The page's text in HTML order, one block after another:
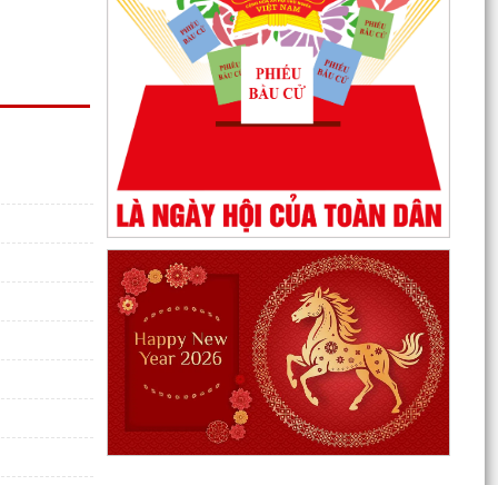
XÃ HÙNG THẮNG TỔ CHỨC LỄ CHÀO CỜ ĐẦU
THÁNG 8/2026
Hải Phòng giảm thời gian giải quyết từ 50% trở
lên hơn 1.900 thủ tục hành chính
XÃ HÙNG THẮNG CÔNG BỐ CÁC QUYẾT ĐỊNH
VỀ CÔNG TÁC CÁN BỘ TẠI TRƯỜNG TRUNG
HỌC CƠ SỞ VINH QUANG
Hội nghị toàn quốc quán triệt và triển khai thực
hiện Nghị quyết Hội nghị lần thứ ba Ban Chấp
hành...
Đảng ủy xã Hùng Thắng tổ chức lớp bồi dưỡng,
tập huấn lý luận chính trị hè năm 2026
TRI ÂN CÁC ANH HÙNG LIỆT SĨ – THẮP SÁNG
ĐẠO LÝ "UỐNG NƯỚC NHỚ NGUỒN"